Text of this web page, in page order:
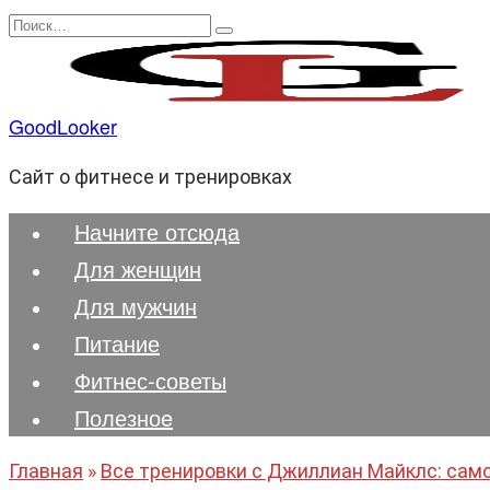
Перейти
содержанию
Search
GoodLooker
Сайт о фитнесе и тренировках
Начните отсюда
Для женщин
Для мужчин
Питание
Фитнес-советы
Полезноe
Главная » Все тренировки с Джиллиан Майклс: